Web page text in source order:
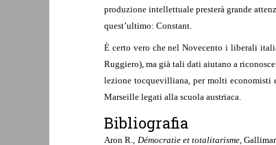
produzione intellettuale presterà grande
quest’ultimo: Constant.
È certo vero che nel Novecento i liberali
Ruggiero), ma già tali dati aiutano a
lezione tocquevilliana, per molti economisti
Marseille legati alla scuola austriaca.
Bibliografia
Aron R., Démocratie et totalitarisme ,